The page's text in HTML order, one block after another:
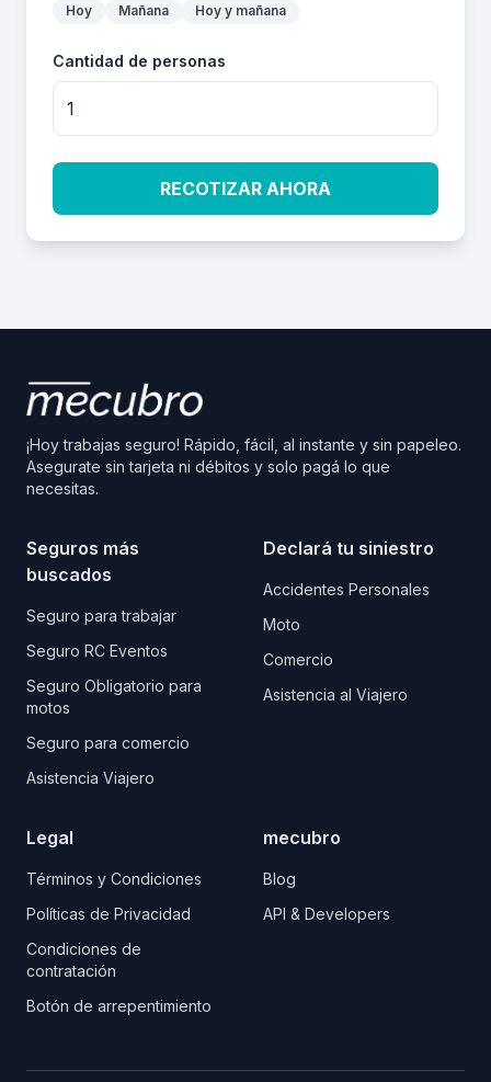
Hoy Mañana Hoy y mañana
Cantidad de personas
RECOTIZAR AHORA
¡Hoy trabajas seguro! Rápido, fácil, al instante y sin papeleo.
Asegurate sin tarjeta ni débitos y solo pagá lo que
necesitas.
Seguros más
buscados
Seguro para trabajar
Seguro RC Eventos
Seguro Obligatorio para
motos
Seguro para comercio
Asistencia Viajero
Declará tu siniestro
Accidentes Personales
Moto
Comercio
Asistencia al Viajero
Legal
Términos y Condiciones
Políticas de Privacidad
Condiciones de
contratación
Botón de arrepentimiento
mecubro
Blog
API & Developers